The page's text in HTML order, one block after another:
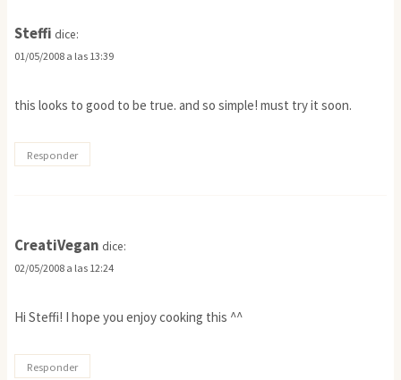
Steffi dice:
01/05/2008 a las 13:39
this looks to good to be true. and so simple! must try it soon.
Responder
CreatiVegan dice:
02/05/2008 a las 12:24
Hi Steffi! I hope you enjoy cooking this ^^
Responder